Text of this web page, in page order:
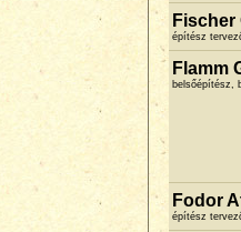
Fischer
építész
Flamm
belsőépítész,
Fodor
építész